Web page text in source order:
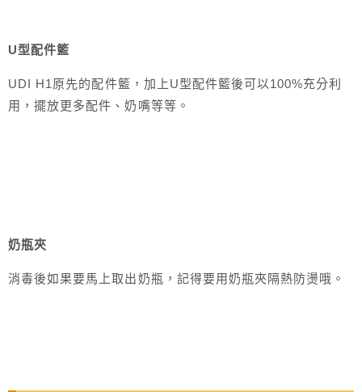
U型配件籃
UDI H1原先的配件籃，加上U型配件籃後可以100%充分利
用，擺放更多配件、奶嘴等等。
奶瓶夾
消毒後如果要馬上取出奶瓶，記得要用奶瓶夾隔熱防燙哦。